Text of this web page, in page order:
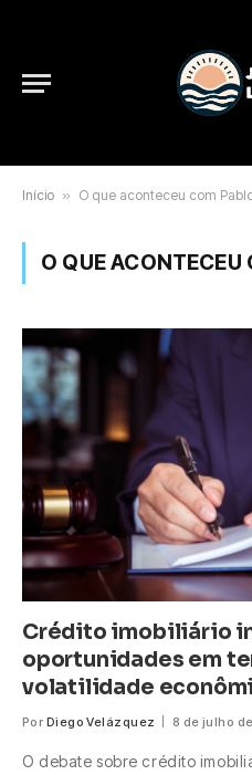
Início » O que aconteceu com
O QUE ACONTECEU
Crédito imobiliário
oportunidades em
volatilidade
Por Diego Velázquez 8 de julho
O debate sobre crédito